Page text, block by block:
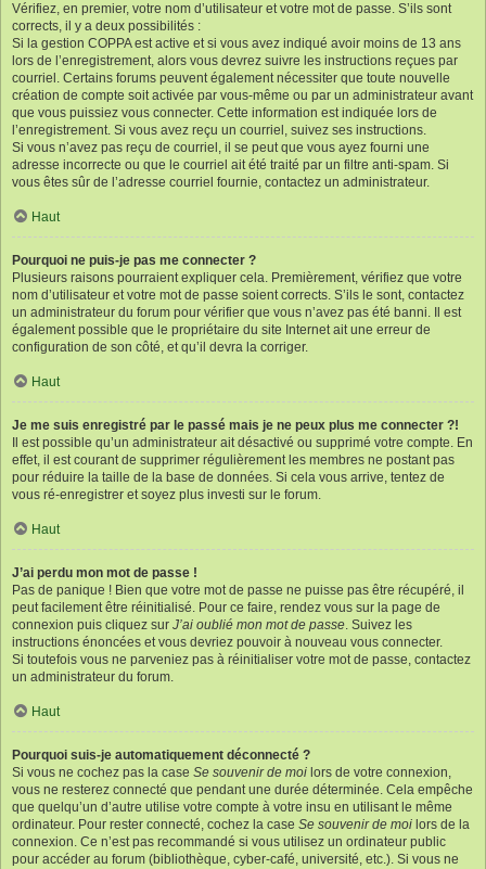
Vérifiez, en premier, votre nom d’utilisateur et votre mot de passe. S’ils sont
corrects, il y a deux possibilités :
Si la gestion COPPA est active et si vous avez indiqué avoir moins de 13 ans
lors de l’enregistrement, alors vous devrez suivre les instructions reçues par
courriel. Certains forums peuvent également nécessiter que toute nouvelle
création de compte soit activée par vous-même ou par un administrateur avant
que vous puissiez vous connecter. Cette information est indiquée lors de
l’enregistrement. Si vous avez reçu un courriel, suivez ses instructions.
Si vous n’avez pas reçu de courriel, il se peut que vous ayez fourni une
adresse incorrecte ou que le courriel ait été traité par un filtre anti-spam. Si
vous êtes sûr de l’adresse courriel fournie, contactez un administrateur.
Haut
Pourquoi ne puis-je pas me connecter ?
Plusieurs raisons pourraient expliquer cela. Premièrement, vérifiez que votre
nom d’utilisateur et votre mot de passe soient corrects. S’ils le sont, contactez
un administrateur du forum pour vérifier que vous n’avez pas été banni. Il est
également possible que le propriétaire du site Internet ait une erreur de
configuration de son côté, et qu’il devra la corriger.
Haut
Je me suis enregistré par le passé mais je ne peux plus me connecter ?!
Il est possible qu’un administrateur ait désactivé ou supprimé votre compte. En
effet, il est courant de supprimer régulièrement les membres ne postant pas
pour réduire la taille de la base de données. Si cela vous arrive, tentez de
vous ré-enregistrer et soyez plus investi sur le forum.
Haut
J’ai perdu mon mot de passe !
Pas de panique ! Bien que votre mot de passe ne puisse pas être récupéré, il
peut facilement être réinitialisé. Pour ce faire, rendez vous sur la page de
connexion puis cliquez sur J’ai oublié mon mot de passe. Suivez les
instructions énoncées et vous devriez pouvoir à nouveau vous connecter.
Si toutefois vous ne parveniez pas à réinitialiser votre mot de passe, contactez
un administrateur du forum.
Haut
Pourquoi suis-je automatiquement déconnecté ?
Si vous ne cochez pas la case Se souvenir de moi lors de votre connexion,
vous ne resterez connecté que pendant une durée déterminée. Cela empêche
que quelqu’un d’autre utilise votre compte à votre insu en utilisant le même
ordinateur. Pour rester connecté, cochez la case Se souvenir de moi lors de la
connexion. Ce n’est pas recommandé si vous utilisez un ordinateur public
pour accéder au forum (bibliothèque, cyber-café, université, etc.). Si vous ne